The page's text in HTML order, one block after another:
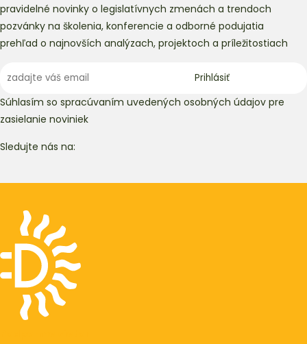
pravidelné novinky o legislatívnych zmenách a trendoch
pozvánky na školenia, konferencie a odborné podujatia
prehľad o najnovších analýzach, projektoch a príležitostiach
Súhlasím so spracúvaním uvedených osobných údajov pre
zasielanie noviniek
Sledujte nás na: